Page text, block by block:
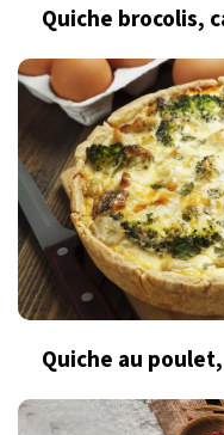
Quiche brocolis,
Quiche au